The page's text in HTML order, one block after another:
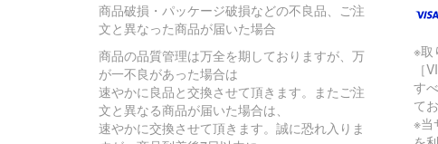
商品破損・パッケージ破損などの不良品、ご注
文と異なった商品が届いた場合
商品の品質管理は万全を期しておりますが、万
が一不良があった場合は
速やかに良品と交換させて頂きます。またご注
文と異なる商品が届いた場合は、
速やかに交換させて頂きます。誠に恐れ入りま
※取
［
す
て
※当